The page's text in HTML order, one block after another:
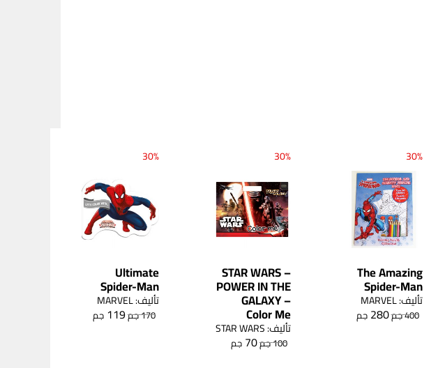
30%
The Amazing
Spider-Man
تأليف: MARVEL
400جم280 جم
30%
STAR WARS –
POWER IN THE
GALAXY –
Color Me
تأليف: STAR WARS
100جم70 جم
30%
Ultimate
Spider-Man
تأليف: MARVEL
170جم119 جم